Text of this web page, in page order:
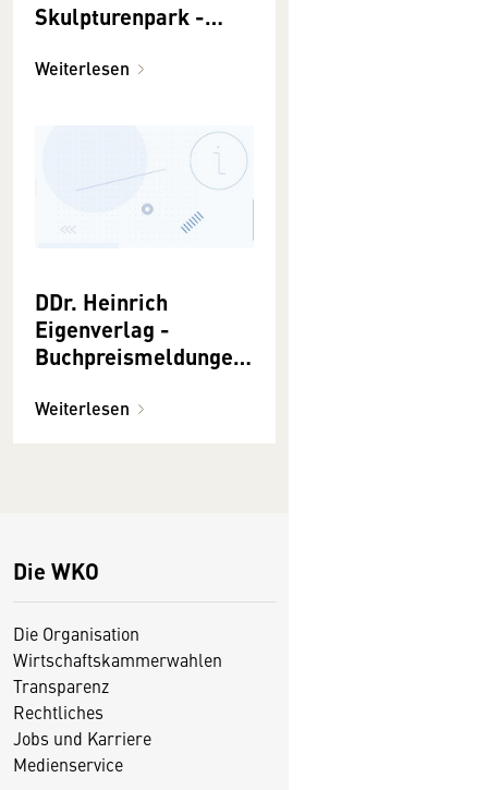
Skulpturenpark -
2021
Weiterlesen
DDr. Heinrich
Eigenverlag -
Buchpreismeldungen
Weiterlesen
Die WKO
Die Organisation
Wirtschaftskammerwahlen
Transparenz
Rechtliches
Jobs und Karriere
Medienservice